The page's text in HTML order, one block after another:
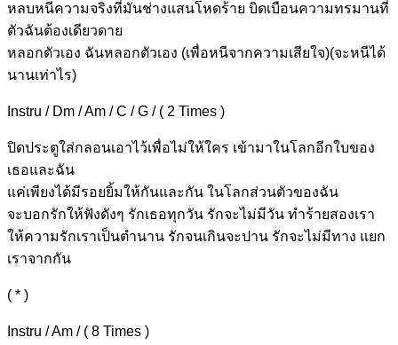
หลบหนีความจริงที่มันช่างแสนโหดร้าย บิดเบือนความทรมานที่
ตัวฉันต้องเดียวดาย
หลอกตัวเอง ฉันหลอกตัวเอง (เพื่อหนีจากความเสียใจ)(จะหนีได้
นานเท่าไร)
Instru / Dm / Am / C / G / ( 2 Times )
ปิดประตูใส่กลอนเอาไว้เพื่อไม่ให้ใคร เข้ามาในโลกอีกใบของ
เธอและฉัน
แค่เพียงได้มีรอยยิ้มให้กันและกัน ในโลกส่วนตัวของฉัน
จะบอกรักให้ฟังดังๆ รักเธอทุกวัน รักจะไม่มีวัน ทำร้ายสองเรา
ให้ความรักเราเป็นตำนาน รักจนเกินจะปาน รักจะไม่มีทาง แยก
เราจากกัน
( * )
Instru / Am / ( 8 Times )